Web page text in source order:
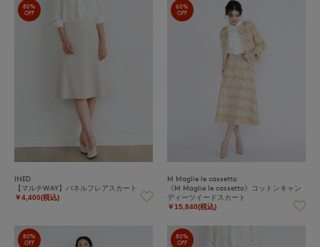
80%
OFF
INED
【マルチWAY】パネルフレアスカート
￥4,400(税込)
60%
OFF
M Maglie le cassetto
《M Maglie le cassetto》コットンキャン
ディーツイードスカート
￥15,840(税込)
80%
OFF
80%
OFF